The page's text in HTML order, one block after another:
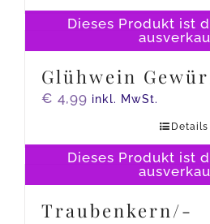
Dieses Produkt ist
Dieses Produkt ist
Glühwein
€ 4,99 inkl. MwSt.
Details
Traubenkern/-